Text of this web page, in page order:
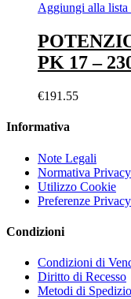
Aggiungi alla lista
PK 17 –
€191.55
Informativa
Note Legali
Normativa Privacy
Utilizzo Cookie
Preferenze Privacy
Condizioni
Condizioni di
Diritto di Recesso
Metodi di